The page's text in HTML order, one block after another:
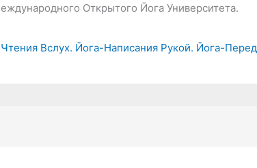
Открытого Йога Университета.
Вслух. Йога-Написания Рукой. Йога-